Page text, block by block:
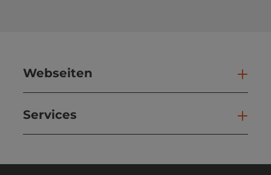
Webseiten
Services